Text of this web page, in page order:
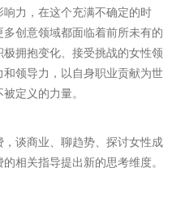
力，在这个充满不确定的时
创意领域都面临着前所未有的
拥抱变化、接受挑战的女性领
领导力，以自身职业贡献为世
定义的力量。
谈商业、聊趋势、探讨女性成
相关指导提出新的思考维度。